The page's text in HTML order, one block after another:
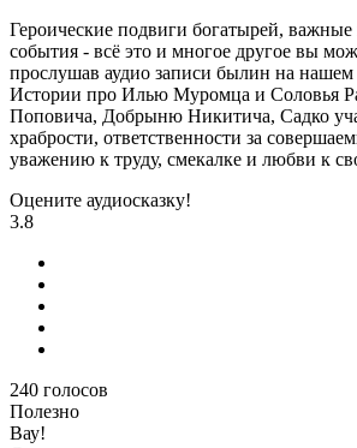
Героические подвиги богатырей, важные
события - всё это и многое другое вы
прослушав аудио записи былин на нашем
Истории про Илью Муромца и Соловья
Поповича, Добрыню Никитича, Садко
храбрости, ответственности за
уважению к труду, смекалке и любви к
Оцените аудиосказку!
3.8
240 голосов
Полезно
Вау!